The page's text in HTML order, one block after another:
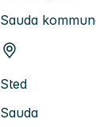
Sauda
Sted
Sauda